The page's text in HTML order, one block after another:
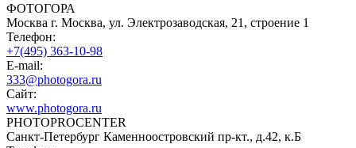
ФОТОГОРА
Москва г. Москва, ул. Электрозаводская, 21, строение 1
Телефон:
+7(495) 363-10-98
E-mail:
333@photogora.ru
Сайт:
www.photogora.ru
PHOTOPROCENTER
Санкт-Петербург Каменноостровский пр-кт., д.42, к.Б